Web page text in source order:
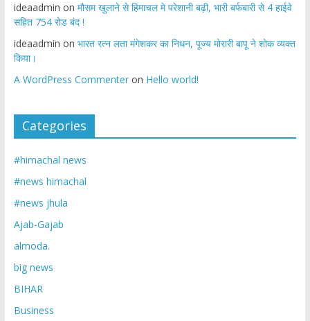
ideaadmin on मौसम खुलाने से हिमाचल मे परेशानी बढ़ी, भारी बर्फबारी से 4 हाईवे
सहित 754 रोड बंद !
ideaadmin on भारत रत्न लता मंगेशकर का निधन, पूज्य मोरारी बापू ने शोक व्यक्त
किया।
A WordPress Commenteron Hello world!
Categories
#himachal news
#news himachal
#news jhula
Ajab-Gajab
almoda.
big news
BIHAR
Business